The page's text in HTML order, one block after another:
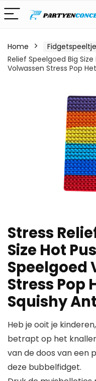
Home
Relief Speelgoed Big
Volwassen Stress Pop
Stress
Size Hot
Speelgoed
Stress Pop
Squishy
Heb je ooit je
betrapt op het
van de doos van een
deze bubbelfidget.